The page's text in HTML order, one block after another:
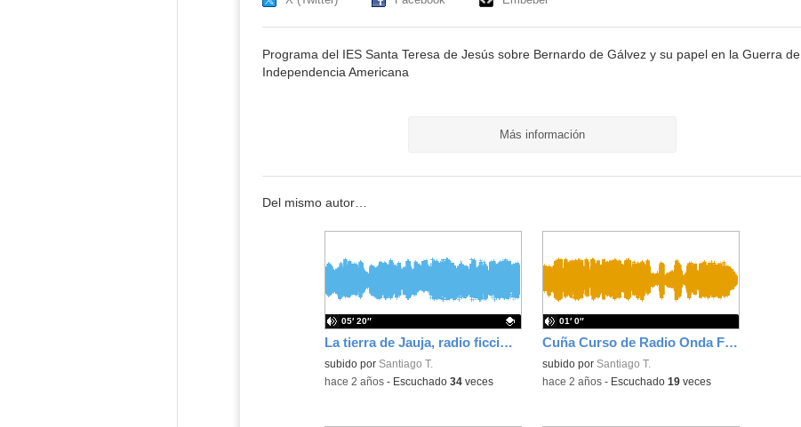
Programa del IES Santa Teresa de Jesús sobre Bernardo de Gálvez y su papel en la Guerra de
Independencia Americana
Más información
Del mismo autor…
La tierra de Jauja, radio ficción del IES Santa Teresa de Jesús
Contenido educativo.
subido por Santiago T.
05′ 20″
-hace 2 años- Escuchado 34veces
Cuña Curso de Radio Onda Fomento
subido por Santiago T.
01′ 0″
-hace 2 años- Escuchado 19veces